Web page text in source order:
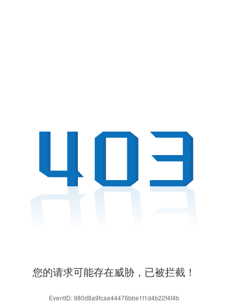
您的请求可能存在威胁，已被拦截！
EventID: 980d8a9fcaa44476bbe1f1d4b22f4f4b